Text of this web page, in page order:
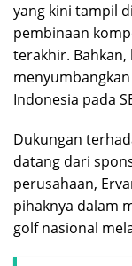
yang kini tampil
pembinaan
terakhir.
Indonesia pada
Dukungan
datang dari
perusahaan,
pihaknya dalam
golf nasional